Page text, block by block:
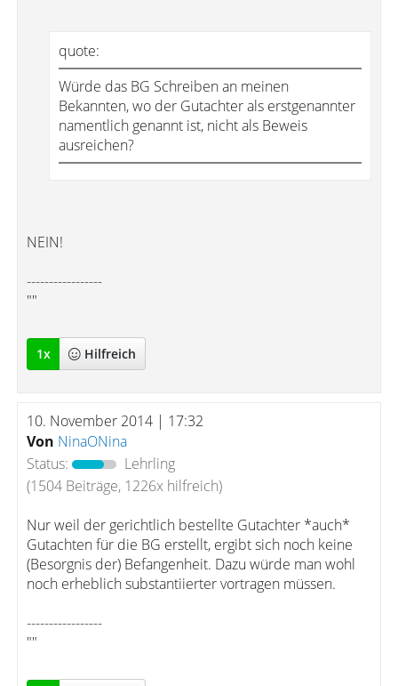
quote:
Würde das BG Schreiben an meinen
Bekannten, wo der Gutachter als erstgenannter
namentlich genannt ist, nicht als Beweis
ausreichen?
NEIN!
-----------------
""
1x Hilfreich
10. November 2014 | 17:32
Von NinaONina
Status:
Lehrling
(1504 Beiträge, 1226x hilfreich)
Nur weil der gerichtlich bestellte Gutachter *auch*
Gutachten für die BG erstellt, ergibt sich noch keine
(Besorgnis der) Befangenheit. Dazu würde man wohl
noch erheblich substantiierter vortragen müssen.
-----------------
""